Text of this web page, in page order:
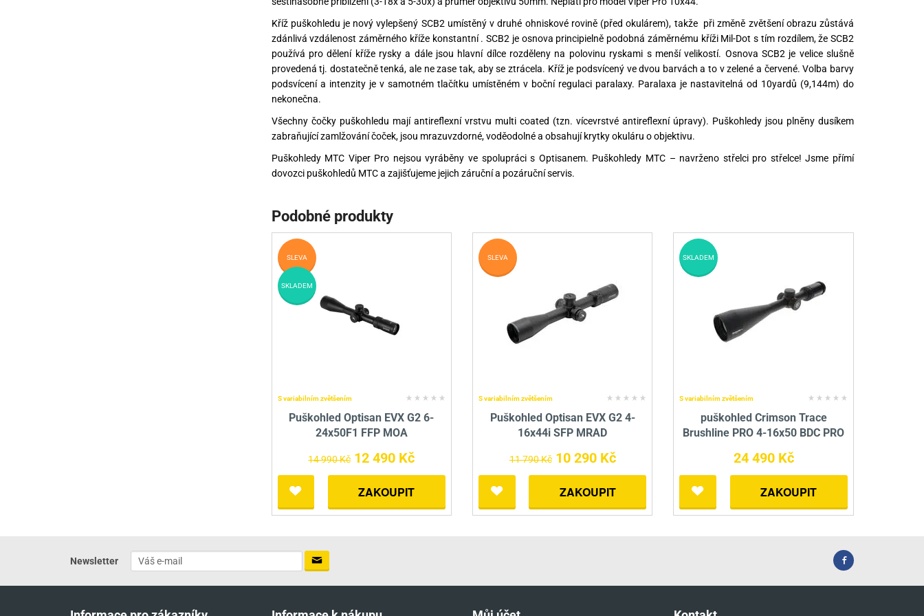
Kříž puškohledu je nový vylepšený SCB2 umístěný v druhé ohniskové rovině (před okulárem), takže při změně zvětšení obrazu zůstává
zdánlivá vzdálenost záměrného kříže konstantní . SCB2 je osnova principielně podobná záměrnému kříži Mil-Dot s tím rozdílem, že SCB2
používá pro dělení kříže rysky a dále jsou hlavní dílce rozděleny na polovinu ryskami s menší velikostí. Osnova SCB2 je velice slušně
provedená tj. dostatečně tenká, ale ne zase tak, aby se ztrácela. Kříž je podsvícený ve dvou barvách a to v zelené a červené. Volba barvy
podsvícení a intenzity je v samotném tlačítku umístěném v boční regulaci paralaxy. Paralaxa je nastavitelná od 10yardů (9,144m) do
nekonečna.
Všechny čočky puškohledu mají antireflexní vrstvu multi coated (tzn. vícevrstvé antireflexní úpravy). Puškohledy jsou plněny dusíkem
zabraňující zamlžování čoček, jsou mrazuvzdorné, voděodolné a obsahují krytky okuláru o objektivu.
Puškohledy MTC Viper Pro nejsou vyráběny ve spolupráci s Optisanem. Puškohledy MTC – navrženo střelci pro střelce! Jsme přímí
dovozci puškohledů MTC a zajišťujeme jejich záruční a pozáruční servis.
Podobné produkty
S variabilním zvětšením
Puškohled Optisan EVX G2 6-
24x50F1 FFP MOA
14 990 Kč 12 490 Kč
ZAKOUPIT
SLEVA
SKLADEM
S variabilním zvětšením
Puškohled Optisan EVX G2 4-
16x44i SFP MRAD
11 790 Kč 10 290 Kč
ZAKOUPIT
SLEVA
S variabilním zvětšením
puškohled Crimson Trace
Brushline PRO 4-16x50 BDC PRO
24 490 Kč
ZAKOUPIT
SKLADEM
Newsletter